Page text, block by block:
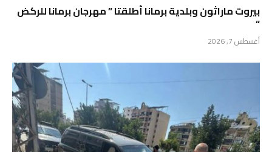
بيروت ماراثون وبلدية برمانا أطلقتا ” مهرجان برمانا للركض
“
أغسطس 7, 2026